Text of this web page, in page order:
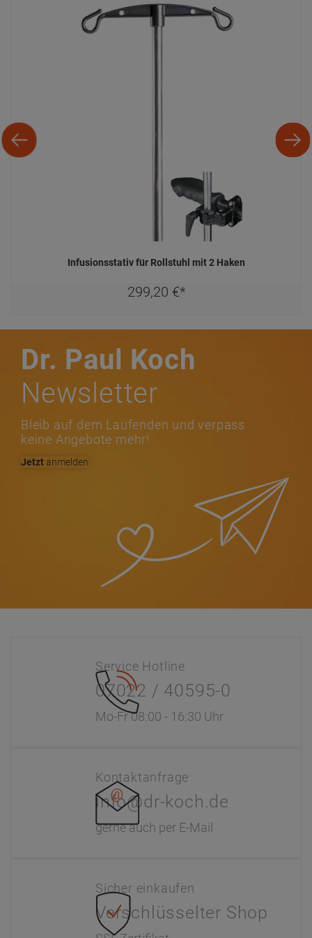
Infusionsstativ für Rollstuhl mit 2 Haken
299,20 €*
Dr. Paul Koch
Newsletter
Bleib auf dem Laufenden und verpass
keine Angebote mehr!
Jetztanmelden
Service Hotline
07022 / 40595-0
Mo-Fr 08:00 - 16:30 Uhr
Kontaktanfrage
info@dr-koch.de
gerne auch per E-Mail
Sicher einkaufen
Verschlüsselter Shop